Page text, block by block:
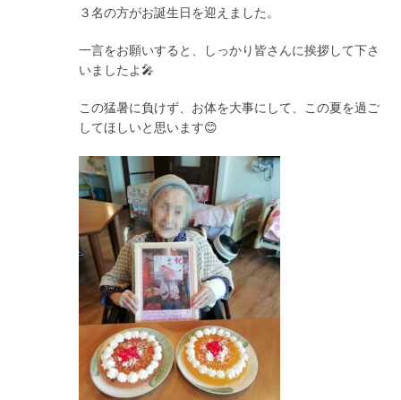
３名の方がお誕生日を迎えました。
一言をお願いすると、しっかり皆さんに挨拶して下さ
いましたよ🎤
この猛暑に負けず、お体を大事にして、この夏を過ご
してほしいと思います😊